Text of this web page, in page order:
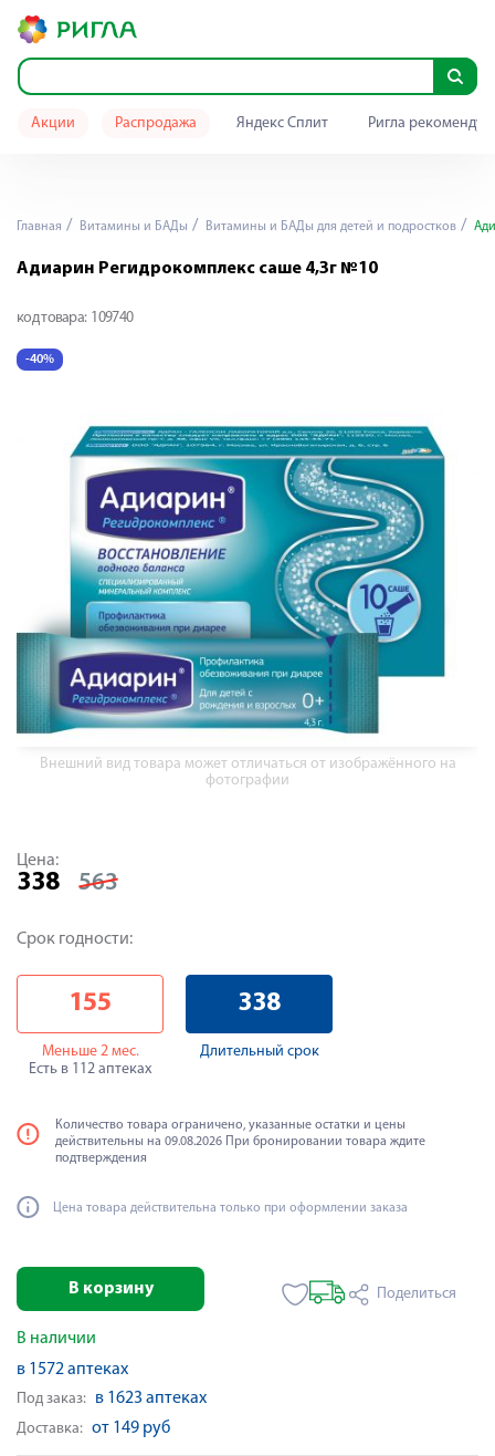
Акции Распродажа Яндекс Сплит Ригла
Главная Витамины и БАДы Витамины и БАДы для детей и подростков
Адиарин Регидрокомплекс саше 4,3г №10
код товара: 109740
-40%
Внешний вид товара может отличаться от изображённого на
фотографии
Цена:
338 563
Срок годности:
155
Меньше 2 мес.
Есть в 112 аптеках
338
Длительный срок
Количество товара ограничено, указанные остатки и цены
действительны на 09.08.2026 При бронировании товара ждите
подтверждения
Цена товара действительна только при оформлении заказа
В корзину Поделиться
В наличии
в 1572 аптеках
Под заказ: в 1623 аптеках
Доставка: от 149 руб